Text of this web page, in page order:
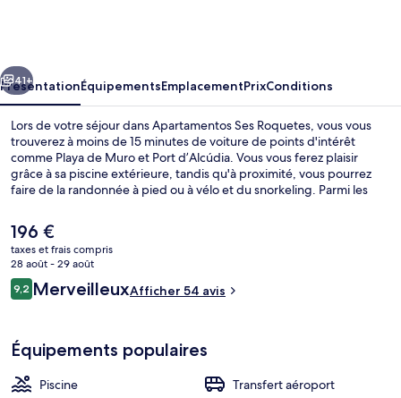
Suivant
41+
PrésentationÉquipementsEmplacementPrixConditions
Lors de votre séjour dans Apartamentos Ses Roquetes, vous vous
trouverez à moins de 15 minutes de voiture de points d'intérêt
comme Playa de Muro et Port d’Alcúdia. Vous vous ferez plaisir
grâce à sa piscine extérieure, tandis qu'à proximité, vous pourrez
faire de la randonnée à pied ou à vélo et du snorkeling. Parmi les
patio et l'accès Wi-Fi à Internet gratuit, de quoi agrémenter votre
séjour.
Le
prix
actuel
est
de
196 €
taxes et frais compris
28 août - 29 août
Avis
voyageurs
9,29,2 sur 10
MerveilleuxAfficher 54 avis
Équipements populaires
Piscine
Transfert aéroport